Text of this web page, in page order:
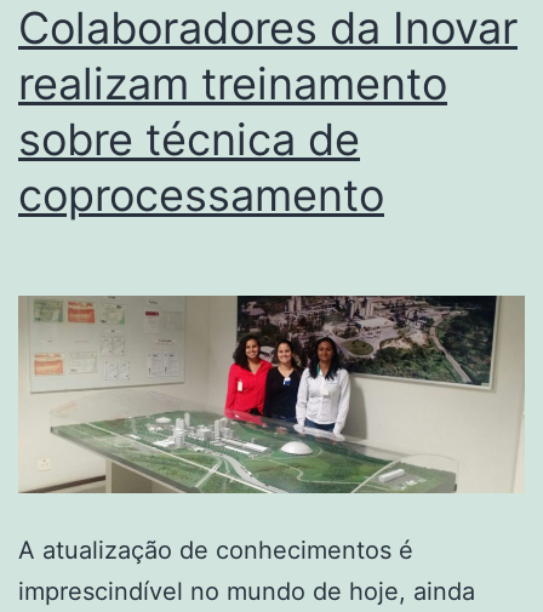
Colaboradores da Inovar
realizam treinamento
sobre técnica de
coprocessamento
A atualização de conhecimentos é
imprescindível no mundo de hoje, ainda